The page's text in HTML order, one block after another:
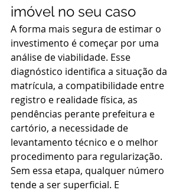
imóvel no seu caso
A forma mais segura de estimar o
investimento é começar por uma
análise de viabilidade. Esse
diagnóstico identifica a situação da
matrícula, a compatibilidade entre
registro e realidade física, as
pendências perante prefeitura e
cartório, a necessidade de
levantamento técnico e o melhor
procedimento para regularização.
Sem essa etapa, qualquer número
tende a ser superficial. E